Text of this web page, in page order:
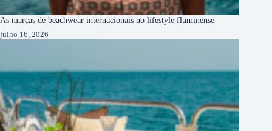
As marcas de beachwear internacionais no lifestyle fluminense
julho 16, 2026